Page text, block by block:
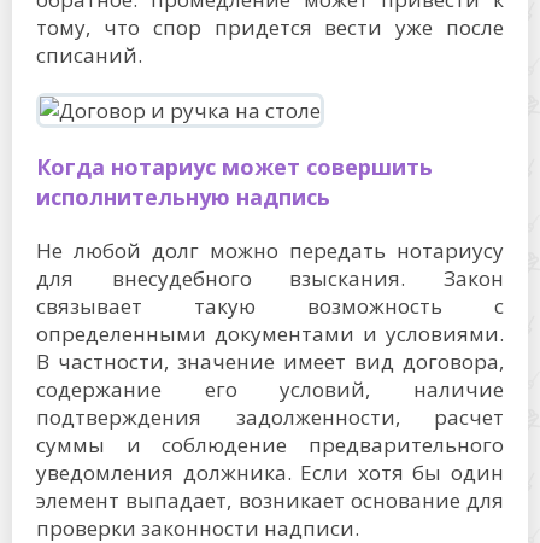
тому, что спор придется вести уже после
списаний.
Когда нотариус может совершить
исполнительную надпись
Не любой долг можно передать нотариусу
для внесудебного взыскания. Закон
связывает такую возможность с
определенными документами и условиями.
В частности, значение имеет вид договора,
содержание его условий, наличие
подтверждения задолженности, расчет
суммы и соблюдение предварительного
уведомления должника. Если хотя бы один
элемент выпадает, возникает основание для
проверки законности надписи.